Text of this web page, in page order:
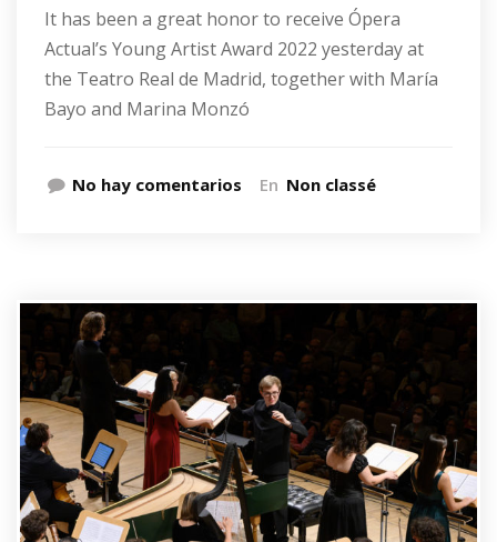
It has been a great honor to receive Ópera
Actual’s Young Artist Award 2022 yesterday at
the Teatro Real de Madrid, together with María
Bayo and Marina Monzó
No hay comentarios En Non classé